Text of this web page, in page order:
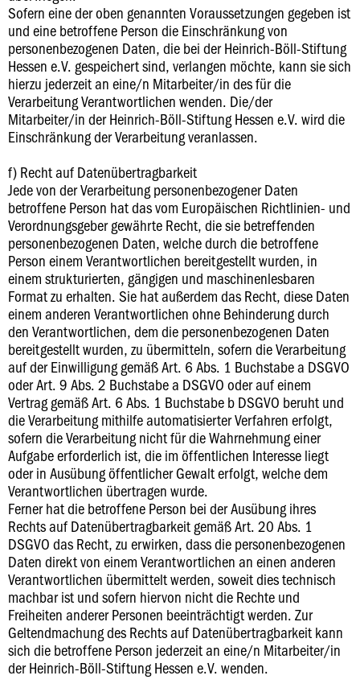
Sofern eine der oben genannten Voraussetzungen gegeben ist
und eine betroffene Person die Einschränkung von
personenbezogenen Daten, die bei der Heinrich-Böll-Stiftung
Hessen e.V. gespeichert sind, verlangen möchte, kann sie sich
hierzu jederzeit an eine/n Mitarbeiter/in des für die
Verarbeitung Verantwortlichen wenden. Die/der
Mitarbeiter/in der Heinrich-Böll-Stiftung Hessen e.V. wird die
Einschränkung der Verarbeitung veranlassen.
f) Recht auf Datenübertragbarkeit
Jede von der Verarbeitung personenbezogener Daten
betroffene Person hat das vom Europäischen Richtlinien- und
Verordnungsgeber gewährte Recht, die sie betreffenden
personenbezogenen Daten, welche durch die betroffene
Person einem Verantwortlichen bereitgestellt wurden, in
einem strukturierten, gängigen und maschinenlesbaren
Format zu erhalten. Sie hat außerdem das Recht, diese Daten
einem anderen Verantwortlichen ohne Behinderung durch
den Verantwortlichen, dem die personenbezogenen Daten
bereitgestellt wurden, zu übermitteln, sofern die Verarbeitung
auf der Einwilligung gemäß Art. 6 Abs. 1 Buchstabe a DSGVO
oder Art. 9 Abs. 2 Buchstabe a DSGVO oder auf einem
Vertrag gemäß Art. 6 Abs. 1 Buchstabe b DSGVO beruht und
die Verarbeitung mithilfe automatisierter Verfahren erfolgt,
sofern die Verarbeitung nicht für die Wahrnehmung einer
Aufgabe erforderlich ist, die im öffentlichen Interesse liegt
oder in Ausübung öffentlicher Gewalt erfolgt, welche dem
Verantwortlichen übertragen wurde.
Ferner hat die betroffene Person bei der Ausübung ihres
Rechts auf Datenübertragbarkeit gemäß Art. 20 Abs. 1
DSGVO das Recht, zu erwirken, dass die personenbezogenen
Daten direkt von einem Verantwortlichen an einen anderen
Verantwortlichen übermittelt werden, soweit dies technisch
machbar ist und sofern hiervon nicht die Rechte und
Freiheiten anderer Personen beeinträchtigt werden. Zur
Geltendmachung des Rechts auf Datenübertragbarkeit kann
sich die betroffene Person jederzeit an eine/n Mitarbeiter/in
der Heinrich-Böll-Stiftung Hessen e.V. wenden.